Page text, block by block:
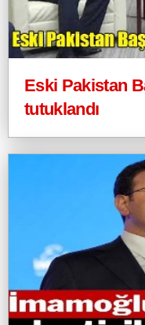
Eski Pakistan
tutuklandı